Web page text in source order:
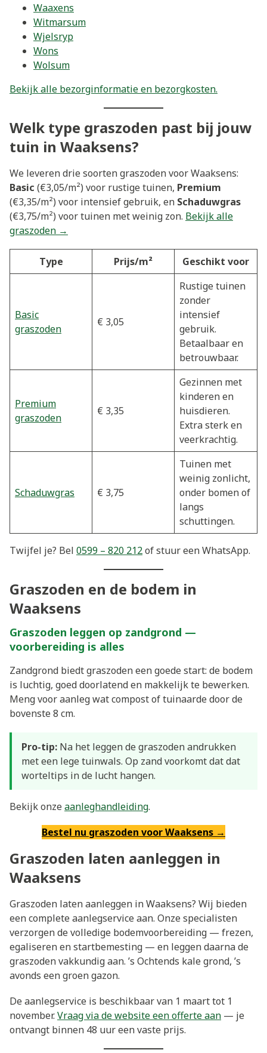
Waaxens
Witmarsum
Wjelsryp
Wons
Wolsum
Bekijk alle bezorginformatie en bezorgkosten.
Welk type graszoden past bij jouw
tuin in Waaksens?
We leveren drie soorten graszoden voor Waaksens:
Basic (€3,05/m²) voor rustige tuinen, Premium
(€3,35/m²) voor intensief gebruik, en Schaduwgras
(€3,75/m²) voor tuinen met weinig zon. Bekijk alle
graszoden →
Type Prijs/m² Geschikt voor
Basic
graszoden
€ 3,05
Rustige tuinen
zonder
intensief
gebruik.
Betaalbaar en
betrouwbaar.
Premium
graszoden
€ 3,35
Gezinnen met
kinderen en
huisdieren.
Extra sterk en
veerkrachtig.
Schaduwgras € 3,75
Tuinen met
weinig zonlicht,
onder bomen of
langs
schuttingen.
Twijfel je? Bel 0599 – 820 212of stuur een WhatsApp.
Graszoden en de bodem in
Waaksens
Graszoden leggen op zandgrond —
voorbereiding is alles
Zandgrond biedt graszoden een goede start: de bodem
is luchtig, goed doorlatend en makkelijk te bewerken.
Meng voor aanleg wat compost of tuinaarde door de
bovenste 8 cm.
Pro-tip: Na het leggen de graszoden andrukken
met een lege tuinwals. Op zand voorkomt dat dat
worteltips in de lucht hangen.
Bekijk onzeaanleghandleiding.
Bestel nu graszoden voor Waaksens →
Graszoden laten aanleggen in
Waaksens
Graszoden laten aanleggen in Waaksens? Wij bieden
een complete aanlegservice aan. Onze specialisten
verzorgen de volledige bodemvoorbereiding — frezen,
egaliseren en startbemesting — en leggen daarna de
graszoden vakkundig aan. ’s Ochtends kale grond, ’s
avonds een groen gazon.
De aanlegservice is beschikbaar van 1 maart tot 1
november.Vraag via de website een offerte aan — je
ontvangt binnen 48 uur een vaste prijs.